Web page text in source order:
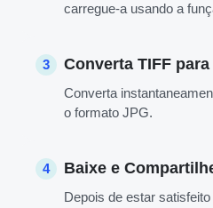
carregue-a usando a
3 Converta TIFF para
Converta
o formato JPG.
4 Baixe e
Depois de estar